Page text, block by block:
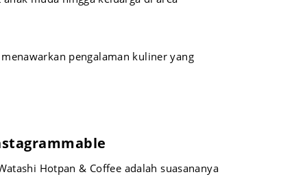
pengalaman kuliner yang
Hotpan & Coffee adalah suasananya